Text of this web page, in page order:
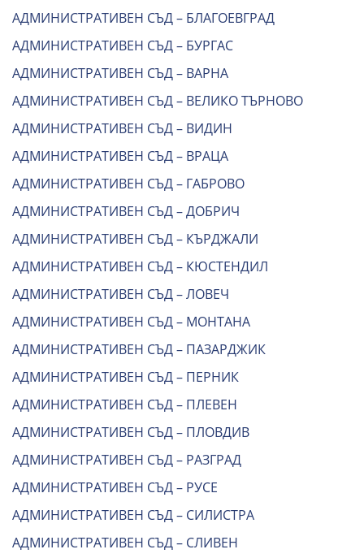
АДМИНИСТРАТИВЕН СЪД – БЛАГОЕВГРАД
АДМИНИСТРАТИВЕН СЪД – БУРГАС
АДМИНИСТРАТИВЕН СЪД – ВАРНА
АДМИНИСТРАТИВЕН СЪД – ВЕЛИКО ТЪРНОВО
АДМИНИСТРАТИВЕН СЪД – ВИДИН
АДМИНИСТРАТИВЕН СЪД – ВРАЦА
АДМИНИСТРАТИВЕН СЪД – ГАБРОВО
АДМИНИСТРАТИВЕН СЪД – ДОБРИЧ
АДМИНИСТРАТИВЕН СЪД – КЪРДЖАЛИ
АДМИНИСТРАТИВЕН СЪД – КЮСТЕНДИЛ
АДМИНИСТРАТИВЕН СЪД – ЛОВЕЧ
АДМИНИСТРАТИВЕН СЪД – МОНТАНА
АДМИНИСТРАТИВЕН СЪД – ПАЗАРДЖИК
АДМИНИСТРАТИВЕН СЪД – ПЕРНИК
АДМИНИСТРАТИВЕН СЪД – ПЛЕВЕН
АДМИНИСТРАТИВЕН СЪД – ПЛОВДИВ
АДМИНИСТРАТИВЕН СЪД – РАЗГРАД
АДМИНИСТРАТИВЕН СЪД – РУСЕ
АДМИНИСТРАТИВЕН СЪД – СИЛИСТРА
АДМИНИСТРАТИВЕН СЪД – СЛИВЕН